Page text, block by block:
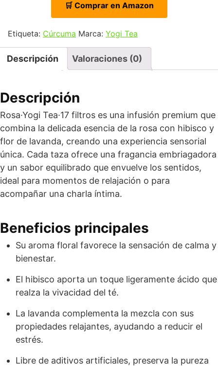
🛒 Comprar en Amazon
Etiqueta: Cúrcuma Marca: Yogi Tea
Descripción Valoraciones (0)
Descripción
Rosa·Yogi Tea·17 filtros es una infusión premium que
combina la delicada esencia de la rosa con hibisco y
flor de lavanda, creando una experiencia sensorial
única. Cada taza ofrece una fragancia embriagadora
y un sabor equilibrado que envuelve los sentidos,
ideal para momentos de relajación o para
acompañar una charla íntima.
Beneficios principales
Su aroma floral favorece la sensación de calma y
bienestar.
El hibisco aporta un toque ligeramente ácido que
realza la vivacidad del té.
La lavanda complementa la mezcla con sus
propiedades relajantes, ayudando a reducir el
estrés.
Libre de aditivos artificiales, preserva la pureza